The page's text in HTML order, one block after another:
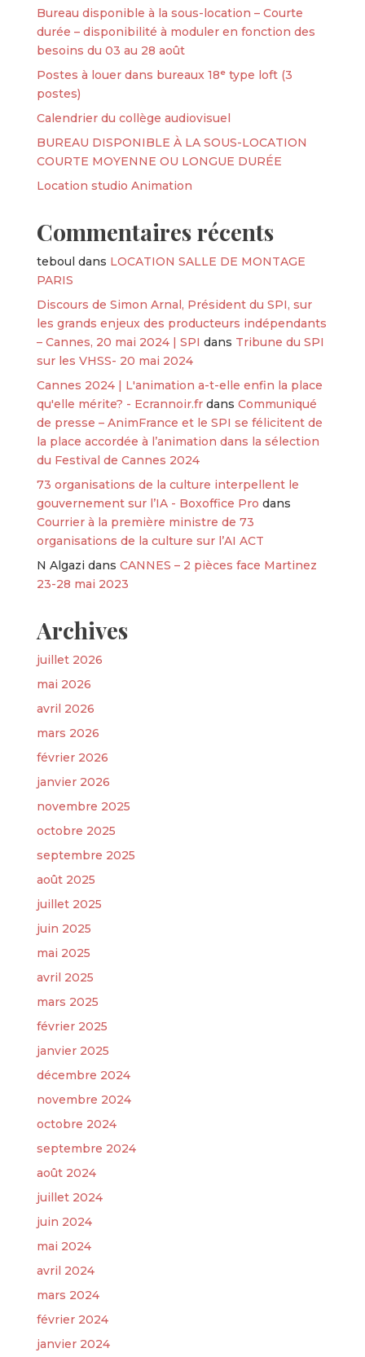
Bureau disponible à la sous-location – Courte
durée – disponibilité à moduler en fonction des
besoins du 03 au 28 août
Postes à louer dans bureaux 18ᵉ type loft (3
postes)
Calendrier du collège audiovisuel
BUREAU DISPONIBLE À LA SOUS-LOCATION
COURTE MOYENNE OU LONGUE DURÉE
Location studio Animation
Commentaires récents
teboul dans LOCATION SALLE DE MONTAGE
PARIS
Discours de Simon Arnal, Président du SPI, sur
les grands enjeux des producteurs indépendants
– Cannes, 20 mai 2024 | SPI dans Tribune du SPI
sur les VHSS- 20 mai 2024
Cannes 2024 | L'animation a-t-elle enfin la place
qu'elle mérite? - Ecrannoir.frdans Communiqué
de presse – AnimFrance et le SPI se félicitent de
la place accordée à l’animation dans la sélection
du Festival de Cannes 2024
73 organisations de la culture interpellent le
gouvernement sur l’IA - Boxoffice Pro dans
Courrier à la première ministre de 73
organisations de la culture sur l’AI ACT
N Algazi dans CANNES – 2 pièces face Martinez
23-28 mai 2023
Archives
juillet 2026
mai 2026
avril 2026
mars 2026
février 2026
janvier 2026
novembre 2025
octobre 2025
septembre 2025
août 2025
juillet 2025
juin 2025
mai 2025
avril 2025
mars 2025
février 2025
janvier 2025
décembre 2024
novembre 2024
octobre 2024
septembre 2024
août 2024
juillet 2024
juin 2024
mai 2024
avril 2024
mars 2024
février 2024
janvier 2024